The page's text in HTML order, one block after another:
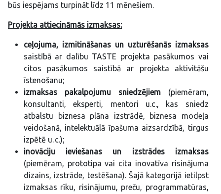
būs iespējams turpināt līdz 11 mēnešiem.
Projekta attiecināmās izmaksas:
ceļojuma, izmitināšanas un uzturēšanās izmaksas
saistībā ar dalību TASTE projekta pasākumos vai
citos pasākumos saistībā ar projekta aktivitāšu
īstenošanu;
izmaksas pakalpojumu sniedzējiem(piemēram,
konsultanti, eksperti, mentori u.c., kas sniedz
atbalstu biznesa plāna izstrādē, biznesa modeļa
veidošanā, intelektuālā īpašuma aizsardzībā, tirgus
izpētē u. c.);
inovāciju ieviešanas un izstrādes izmaksas
(piemēram, prototipa vai cita inovatīva risinājuma
dizains, izstrāde, testēšana). Šajā kategorijā ietilpst
izmaksas rīku, risinājumu, preču, programmatūras,